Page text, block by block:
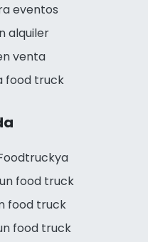
eventos
alquiler
venta
food truck
food truck
food truck
food truck